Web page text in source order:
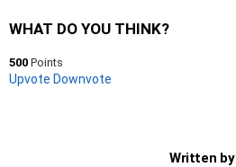
WHAT DO YOU THINK?
500 Points
Upvote Downvote
Written by